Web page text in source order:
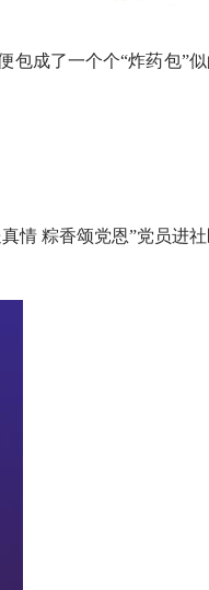
成了一个个“炸药包”
情 粽香颂党恩”党员进社